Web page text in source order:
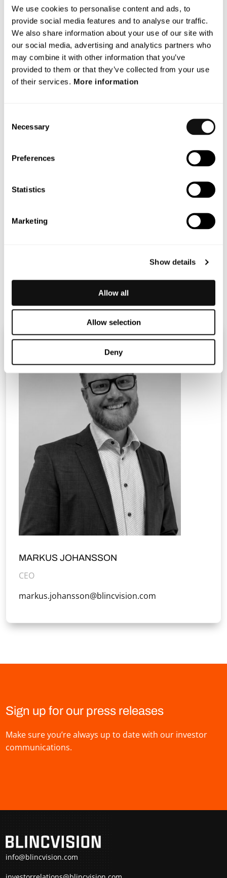
We use cookies to personalise content and ads, to
provide social media features and to analyse our traffic.
We also share information about your use of our site with
our social media, advertising and analytics partners who
may combine it with other information that you’ve
provided to them or that they’ve collected from your use
of their services. More information
Selection
Necessary
Preferences
Statistics
Marketing
Show details
Allow all
Allow selection
Deny
Vi utvecklar banbrytande tekniklösningar för avancerat
förarstöd (ADAS) och självkörande fordon som skyddar
utsatta trafikanter från att skadas på vägen.
Med hjälp av en unik, patenterad sensorteknologi
laserskannar Terranets system BlincVision vägen och
upptäcker objekt upp till tio gånger snabbare och med högre
europeiska bilindustrin. Sedan 2017 är bolaget noterat på
TERRNT-B).
Certified Adviser till Terranet är Mangold
Terranet AB – Investerarlunch hos Mangold
MARKUS JOHANSSON
CEO
markus.johansson@blincvision.com
Sign up for our press releases
Make sure you’re always up to date with our investor
communications.
info@blincvision.com